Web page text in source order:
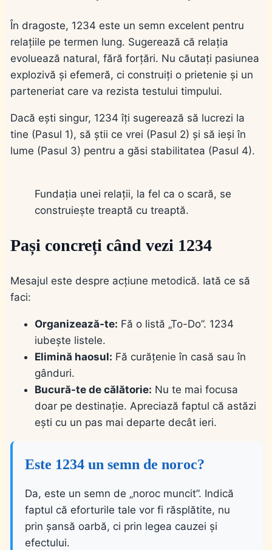
În dragoste, 1234 este un semn excelent pentru
relațiile pe termen lung. Sugerează că relația
evoluează natural, fără forțări. Nu căutați pasiunea
explozivă și efemeră, ci construiți o prietenie și un
parteneriat care va rezista testului timpului.
Dacă ești singur, 1234 îți sugerează să lucrezi la
tine (Pasul 1), să știi ce vrei (Pasul 2) și să ieși în
lume (Pasul 3) pentru a găsi stabilitatea (Pasul 4).
Fundația unei relații, la fel ca o scară, se
construiește treaptă cu treaptă.
Pași concreți când vezi 1234
Mesajul este despre acțiune metodică. Iată ce să
faci:
Organizează-te: Fă o listă „To-Do”. 1234
iubește listele.
Elimină haosul: Fă curățenie în casă sau în
gânduri.
Bucură-te de călătorie: Nu te mai focusa
doar pe destinație. Apreciază faptul că astăzi
ești cu un pas mai departe decât ieri.
Este 1234 un semn de noroc?
Da, este un semn de „noroc muncit”. Indică
faptul că eforturile tale vor fi răsplătite, nu
prin șansă oarbă, ci prin legea cauzei și
efectului.